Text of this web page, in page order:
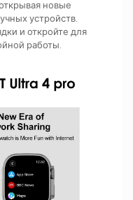
новые
устройств.
и откройте для
работы.